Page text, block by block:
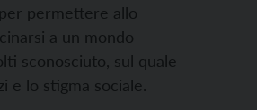
, per permettere allo
a un mondo
sconosciuto, sul quale
e lo stigma sociale.